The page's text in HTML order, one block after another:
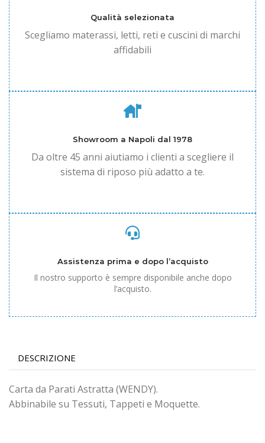
Qualità selezionata
Scegliamo materassi, letti, reti e cuscini di marchi
affidabili
Showroom a Napoli dal 1978
Da oltre 45 anni aiutiamo i clienti a scegliere il
sistema di riposo più adatto a te.
Assistenza prima e dopo l’acquisto
Il nostro supporto è sempre disponibile anche dopo
l’acquisto.
DESCRIZIONE
Carta da Parati Astratta (WENDY).
Abbinabile su Tessuti, Tappeti e Moquette.